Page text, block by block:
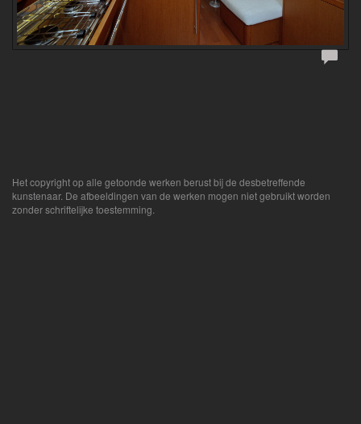
Het copyright op alle getoonde werken berust bij de desbetreffende
kunstenaar. De afbeeldingen van de werken mogen niet gebruikt worden
zonder schriftelijke toestemming.